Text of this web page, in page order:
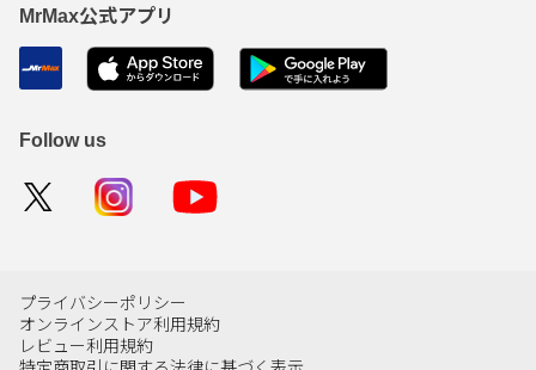
MrMax公式アプリ
Follow us
プライバシーポリシー
オンラインストア利用規約
レビュー利用規約